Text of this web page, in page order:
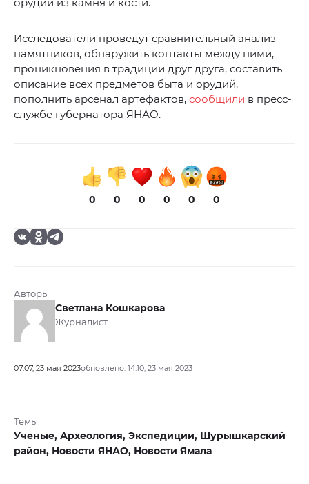
Исследователи проведут сравнительный анализ
памятников, обнаружить контакты между ними,
проникновения в традиции друг друга, составить
описание всех предметов быта и орудий,
пополнить арсенал артефактов, сообщили в пресс-
службе губернатора ЯНАО.
0 0 0 0 0 0
Авторы
Светлана Кошкарова
Журналист
07:07, 23 мая 2023обновлено: 14:10, 23 мая 2023
Темы
Ученые, Археология, Экспедиции, Шурышкарский
район, Новости ЯНАО, Новости Ямала